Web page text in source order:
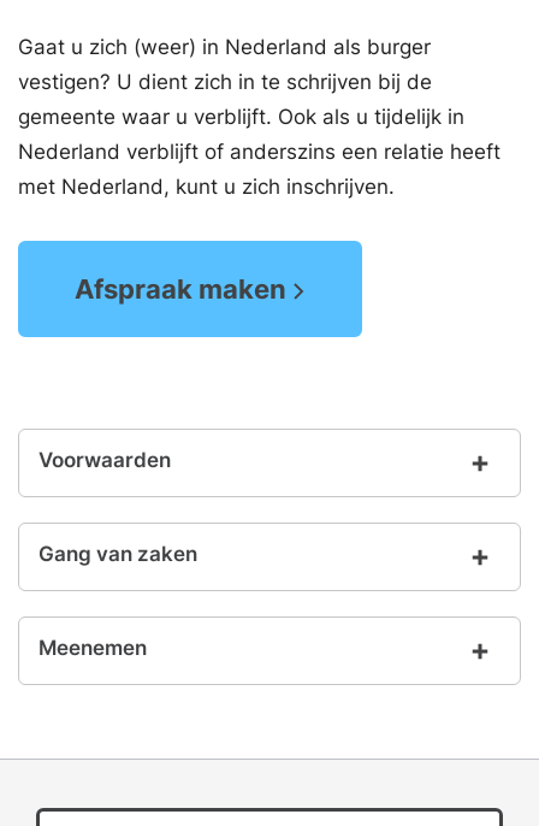
Gaat u zich (weer) in Nederland als burger
vestigen? U dient zich in te schrijven bij de
gemeente waar u verblijft. Ook als u tijdelijk in
Nederland verblijft of anderszins een relatie heeft
met Nederland, kunt u zich inschrijven.
Afspraak maken
Voorwaarden
Gang van zaken
Meenemen